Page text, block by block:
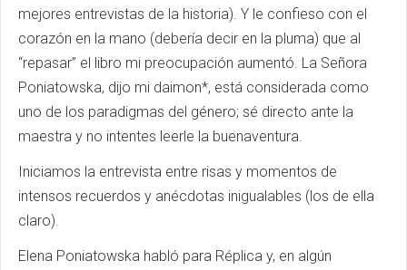
mejores entrevistas de la historia). Y le confieso con el
corazón en la mano (debería decir en la pluma) que al
“repasar” el libro mi preocupación aumentó. La Señora
Poniatowska, dijo mi daimon*, está considerada como
uno de los paradigmas del género; sé directo ante la
maestra y no intentes leerle la buenaventura.
Iniciamos la entrevista entre risas y momentos de
intensos recuerdos y anécdotas inigualables (los de ella
claro).
Elena Poniatowska habló para Réplica y, en algún